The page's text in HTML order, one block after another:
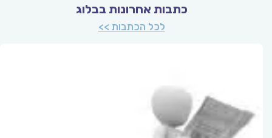
כתבות אחרונות בבלוג
לכל הכתבות >>